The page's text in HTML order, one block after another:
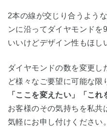
2本の線が交じり合うよう
ンに沿ってダイヤモンドを
いいけどデザイン性もほし
ダイヤモンドの数を変更し
ど様々なご要望に可能な限
「ここを変えたい」「これ
お客様のその気持ちを私共
気軽にお申し付けください。